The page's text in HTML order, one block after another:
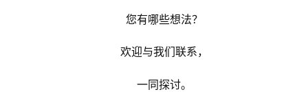
您有哪些想法？
欢迎与我们联系，
一同探讨。